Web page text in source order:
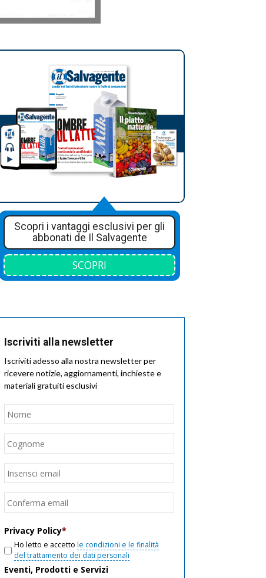
Scopri i vantaggi esclusivi per gli
abbonati de Il Salvagente
SCOPRI
Iscriviti alla newsletter
Iscriviti adesso alla nostra newsletter per
ricevere notizie, aggiornamenti, inchieste e
materiali gratuiti esclusivi
Nome
Email
Privacy Policy*
Ho letto e accetto le condizioni e le finalità
del trattamento dei dati personali
Eventi, Prodotti e Servizi